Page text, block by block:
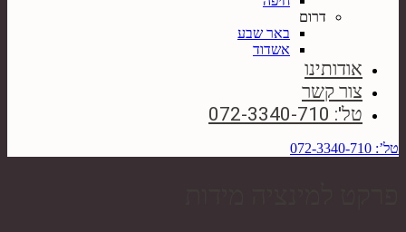
דרום
באר שבע
אשדוד
אודותינו
צור קשר
טל': 072-3340-710
טל’: 072-3340-710